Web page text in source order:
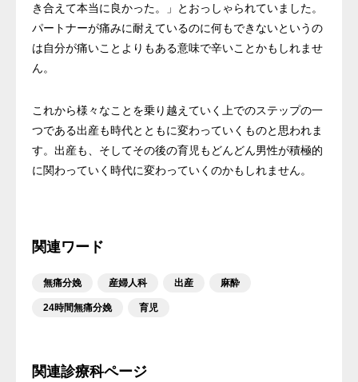
き合えて本当に良かった。」とおっしゃられていました。
パートナーが痛みに耐えているのに何もできないというの
は自分が痛いことよりもある意味で辛いことかもしれませ
ん。
これから様々なことを乗り越えていく上でのステップの一
つである出産も時代とともに変わっていくものと思われま
す。出産も、そしてその後の育児もどんどん男性が積極的
に関わっていく時代に変わっていくのかもしれません。
関連ワード
無痛分娩 産婦人科 出産 麻酔
24時間無痛分娩 育児
関連診療科ページ